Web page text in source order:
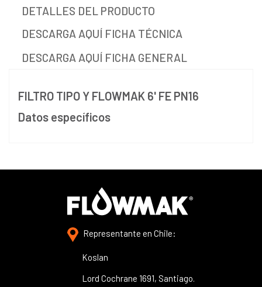
DETALLES DEL PRODUCTO
DESCARGA AQUÍ FICHA TÉCNICA
DESCARGA AQUÍ FICHA GENERAL
FILTRO TIPO Y FLOWMAK 6' FE PN16
Datos específicos
Representante en Chile:
Koslan
Lord Cochrane 1691, Santiago.